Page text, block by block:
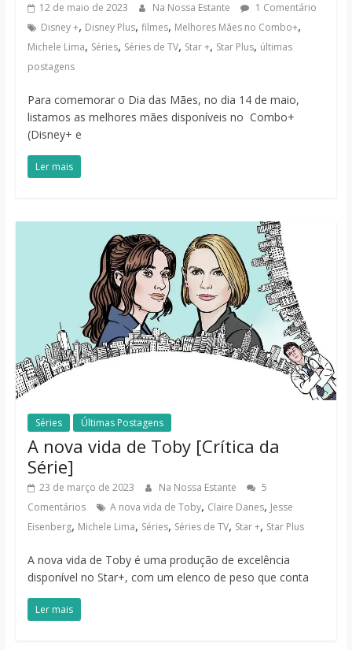
12 de maio de 2023 Na Nossa Estante
1 Comentário
Disney +, Disney Plus, filmes, Melhores Mães no Combo+,
Michele Lima, Séries, Séries de TV, Star +, Star Plus, últimas
postagens
Para comemorar o Dia das Mães, no dia 14 de maio,
listamos as melhores mães disponíveis no Combo+
(Disney+ e
Ler mais
Séries Últimas Postagens
A nova vida de Toby [Crítica da
Série]
23 de março de 2023 Na Nossa Estante
5
Comentários
A nova vida de Toby, Claire Danes, Jesse
Eisenberg, Michele Lima, Séries, Séries de TV, Star +, Star Plus
A nova vida de Toby é uma produção de excelência
disponível no Star+, com um elenco de peso que conta
Ler mais